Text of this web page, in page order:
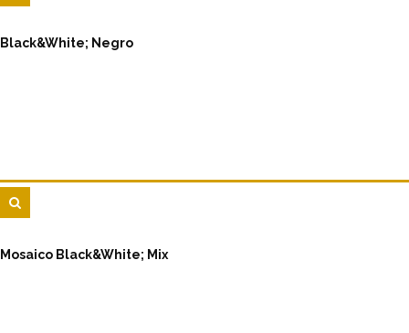
Black&White; Negro
Mosaico Black&White; Mix